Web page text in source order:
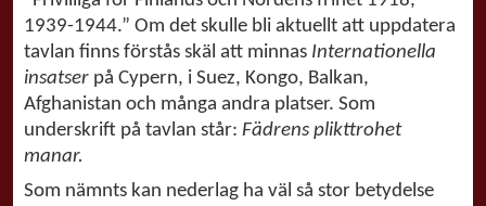
1939-1944.” Om det skulle bli aktuellt att uppdatera
tavlan finns förstås skäl att minnas Internationella
insatser på Cypern, i Suez, Kongo, Balkan,
Afghanistan och många andra platser. Som
underskrift på tavlan står: Fädrens plikttrohet
manar.
Som nämnts kan nederlag ha väl så stor betydelse